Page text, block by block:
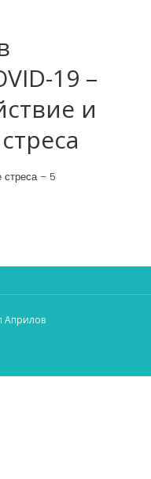
19 –
и
стреса – 5
Априлов